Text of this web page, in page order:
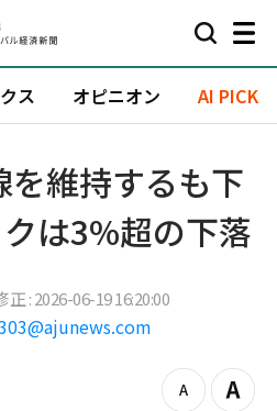
ス オピニオン AI PICK
を維持するも下
は3%超の下落
正 : 2026-06-19 16:20:00
z
Z